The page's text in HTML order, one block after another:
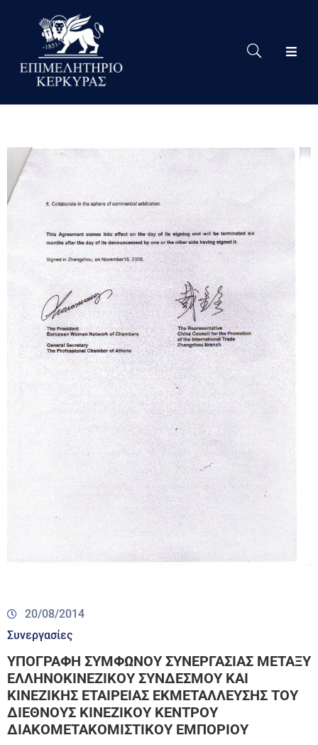
Το
Eπιμελητήριο
Νέα
Υπηρεσίες
Ειδική
Πληροφόρηση
Χρήσιμες
Συνδέσεις
20/08/2014
Συνεργασίες
YΠΟΓΡΑΦΗ ΣΥΜΦΩΝΟΥ ΣΥΝΕΡΓΑΣΙΑΣ ΜΕΤΑΞΥ
ΕΛΛΗΝΟΚΙΝΕΖΙΚΟΥ ΣΥΝΔΕΣΜΟΥ ΚΑΙ
ΚΙΝΕΖΙΚΗΣ ΕΤΑΙΡΕΙΑΣ ΕΚΜΕΤΑΛΛΕΥΣΗΣ ΤΟΥ
ΔΙΕΘΝΟΥΣ ΚΙΝΕΖΙΚΟΥ ΚΕΝΤΡΟΥ
ΔΙΑΚΟΜΕΤΑΚΟΜΙΣΤΙΚΟΥ ΕΜΠΟΡΙΟΥ